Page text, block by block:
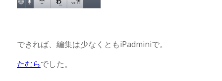
できれば、編集は少なくともiPadminiで。
たむらでした。